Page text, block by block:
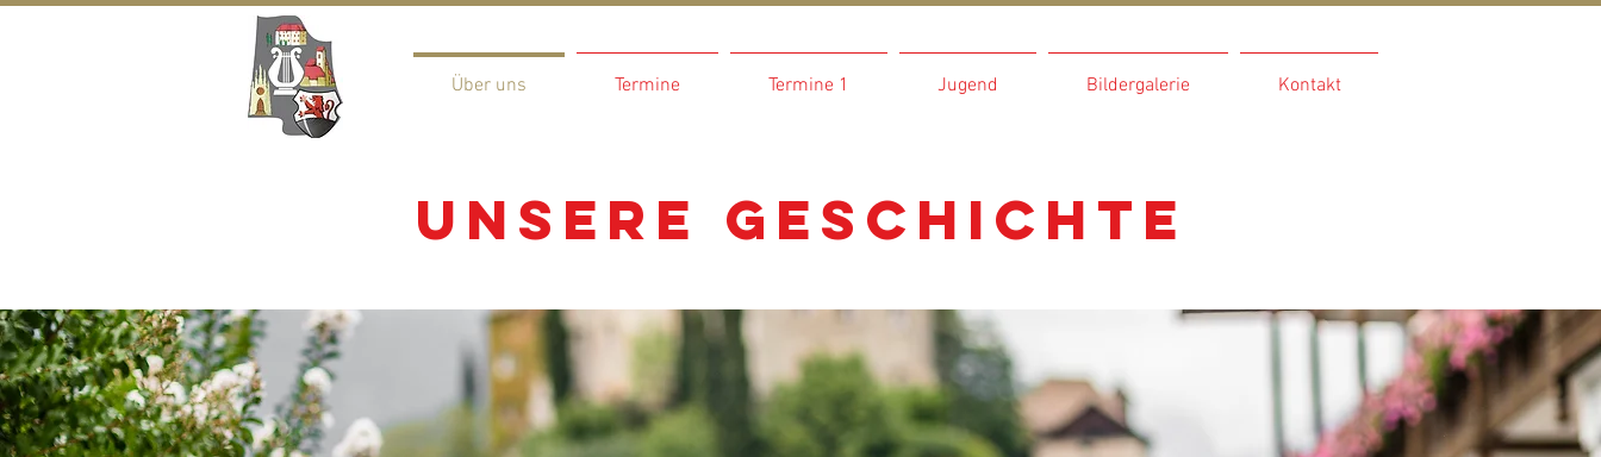
Madre Über uns Termine Termine 1 Jugend Bildergalerie Kontakt
unsere Geschichte